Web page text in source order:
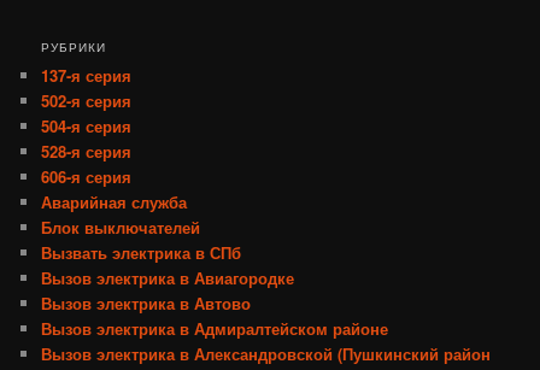
РУБРИКИ
137-я серия
502-я серия
504-я серия
528-я серия
606-я серия
Аварийная служба
Блок выключателей
Вызвать электрика в СПб
Вызов электрика в Авиагородке
Вызов электрика в Автово
Вызов электрика в Адмиралтейском районе
Вызов электрика в Александровской (Пушкинский район